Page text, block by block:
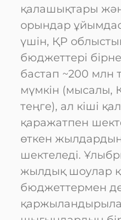
қалашықтары
орындар
үшін, ҚР
бюджеттері
бастап ~200 млн
мүмкін (мысалы,
теңге), ал кіші
қаражатпен
өткен
шектеледі.
жылдық шоулар
бюджеттермен